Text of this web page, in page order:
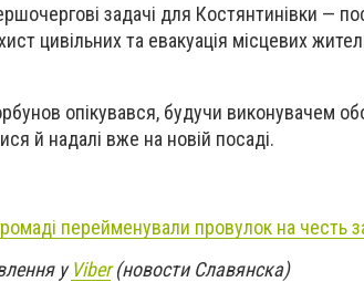
задачі для Костянтинівки —
цивільних та евакуація місцевих
опікувався, будучи виконувачем
й надалі вже на новій посаді.
перейменували провулок на честь
уViber(новости Славянска)